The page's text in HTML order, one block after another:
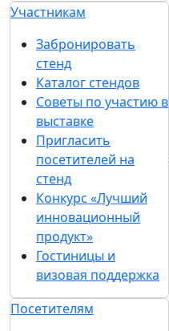
Участникам
Забронировать
стенд
Каталог стендов
Советы по участию в
выставке
Пригласить
посетителей на
стенд
Конкурс «Лучший
инновационный
продукт»
Гостиницы и
визовая поддержка
Посетителям